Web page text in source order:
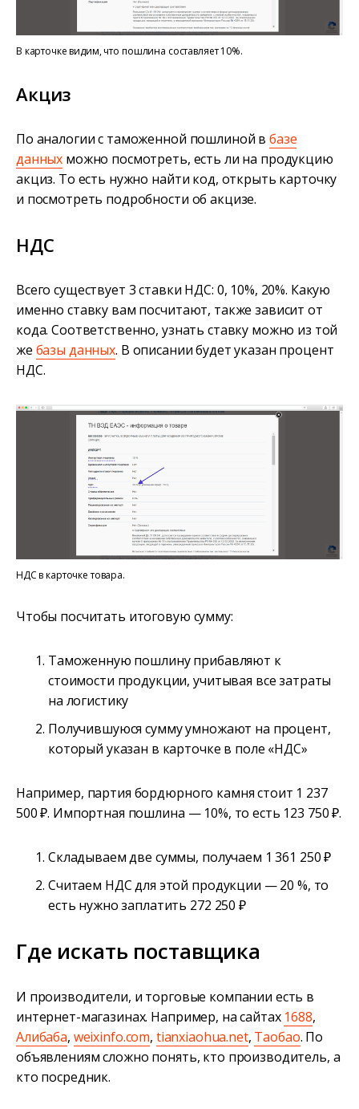
В карточке видим, что пошлина составляет 10%.
Акциз
По аналогии с таможенной пошлиной в базе
данных можно посмотреть, есть ли на продукцию
акциз. То есть нужно найти код, открыть карточку
и посмотреть подробности об акцизе.
НДС
Всего существует 3 ставки НДС: 0, 10%, 20%. Какую
именно ставку вам посчитают, также зависит от
кода. Соответственно, узнать ставку можно из той
же базы данных. В описании будет указан процент
НДС.
НДС в карточке товара.
Чтобы посчитать итоговую сумму:
Таможенную пошлину прибавляют к
стоимости продукции, учитывая все затраты
на логистику
Получившуюся сумму умножают на процент,
который указан в карточке в поле «НДС»
Например, партия бордюрного камня стоит 1 237
500 ₽. Импортная пошлина — 10%, то есть 123 750 ₽.
Складываем две суммы, получаем 1 361 250 ₽
Считаем НДС для этой продукции — 20 %, то
есть нужно заплатить 272 250 ₽
Где искать поставщика
И производители, и торговые компании есть в
интернет-магазинах. Например, на сайтах 1688,
Алибаба, weixinfo.com, tianxiaohua.net, Таобао. По
объявлениям сложно понять, кто производитель, а
кто посредник.